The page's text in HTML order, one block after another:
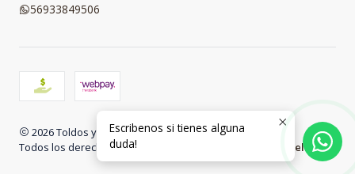
56933849506
2026 Toldos y carpas online .
Todos los derechos reservados.
Desarrollado por Jumpseller.
Escribenos si tienes alguna
duda!